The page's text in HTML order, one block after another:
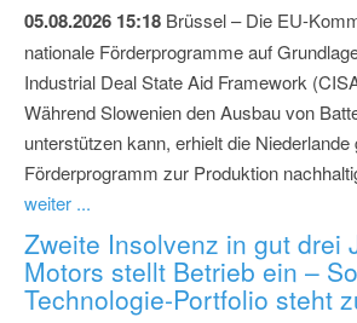
05.08.2026 15:18 Brüssel – Die EU-
nationale Förderprogramme auf
Industrial Deal State Aid Framework
Während Slowenien den Ausbau von
unterstützen kann, erhielt die
Förderprogramm zur Produktion
weiter ...
Zweite Insolvenz in gut drei
Motors stellt Betrieb ein –
Technologie-Portfolio steht